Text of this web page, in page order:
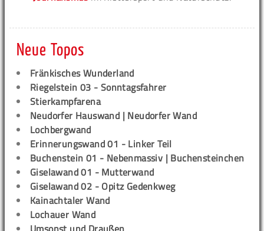
Neue Topos
Fränkisches Wunderland
Riegelstein 03 - Sonntagsfahrer
Stierkampfarena
Neudorfer Hauswand | Neudorfer Wand
Lochbergwand
Erinnerungswand 01 - Linker Teil
Buchenstein 01 - Nebenmassiv | Buchensteinchen
Giselawand 01 - Mutterwand
Giselawand 02 - Opitz Gedenkweg
Kainachtaler Wand
Lochauer Wand